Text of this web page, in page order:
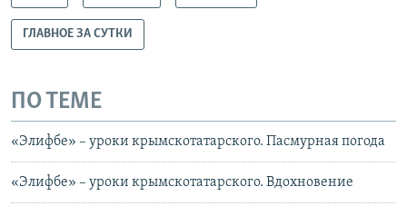
ГЛАВНОЕ ЗА СУТКИ
ПО ТЕМЕ
«Элифбе» – уроки крымскотатарского. Пасмурная погода
«Элифбе» – уроки крымскотатарского. Вдохновение